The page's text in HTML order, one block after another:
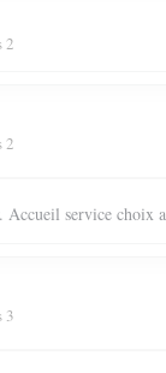
2
2
Accueil service choix
3